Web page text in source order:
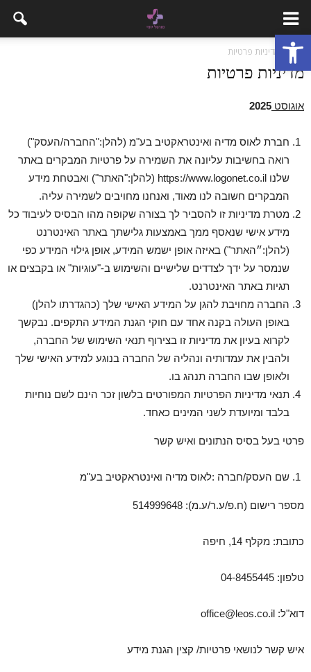
פתח סרגל נגישות
בית מדיניות פרטיות
מדיניות פרטיות
אוגוסט 2025
חברת לאוס מדיה ואינטראקטיב בע"מ (להלן:"החברה/העסק")
רואה בחשיבות עליונה את השמירה על פרטיות המבקרים באתר
שלנו https://www.logonet.co.il (להלן:"האתר") ואבטחת מידע
המבקרים חשובה לנו מאוד, ואנחנו מחויבים לשמירה עליה.
מטרת מדיניות זו להסביר לך בצורה שקופה מהו הבסיס לעיבוד כל
מידע אישי שנאסף ממך באמצעות גלישתך באתר האינטרנט
(להלן:״האתר") באיזה אופן ישמש המידע, אופן גילוי המידע כפי
שנמסר על ידך לצדדים שלישיים והשימוש ב-"עוגיות" או בקבצים או
תגיות באתר האינטרנט.
החברה מחויבת להגן על המידע האישי שלך (כהגדרתו להלן)
באופן העולה בקנה אחד עם חוקי הגנת המידע התקפים. נבקשך
לקרוא בעיון את מדיניות זו בצירוף תנאי השימוש של החברה,
ולהבין את עמדותיה ונהליה של החברה בנוגע למידע האישי שלך
ולאופן שבו החברה תנהג בו.
תנאי מדיניות הפרטיות המפורטים בלשון זכר הינם לשם נוחיות
בלבד ומיועדת לשני המינים כאחד.
פרטי בעל בסיס הנתונים ואיש קשר
שם העסק/חברה :לאוס מדיה ואינטראקטיב בע"מ
מספר רישום (ח.פ/ע.ר/ע.מ): 514999648
כתובת: מקלף 14, חיפה
טלפון: 04-8455445
דוא"ל: office@leos.co.il
איש קשר לנושאי פרטיות/ קצין הגנת מידע